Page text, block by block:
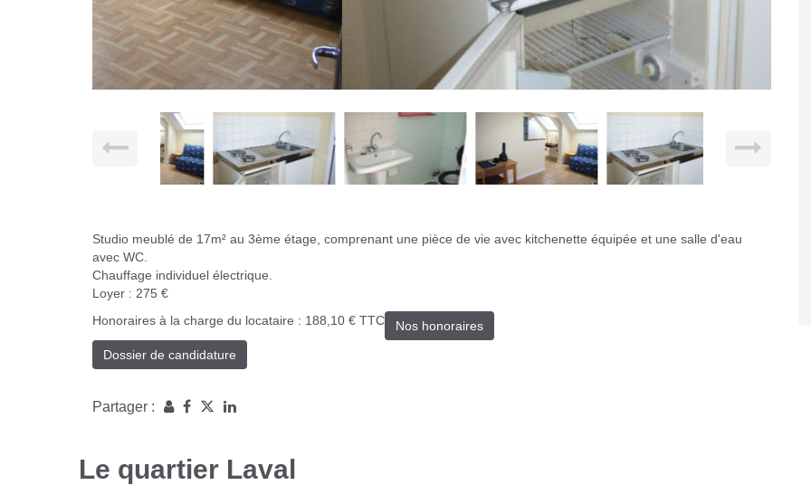
Studio meublé de 17m² au 3ème étage, comprenant une pièce de vie avec kitchenette équipée et une salle d'eau
avec WC.
Chauffage individuel électrique.
Loyer : 275 €
Honoraires à la charge du locataire : 188,10 € TTC
Nos honoraires
Dossier de candidature
Partager :
Le quartier Laval